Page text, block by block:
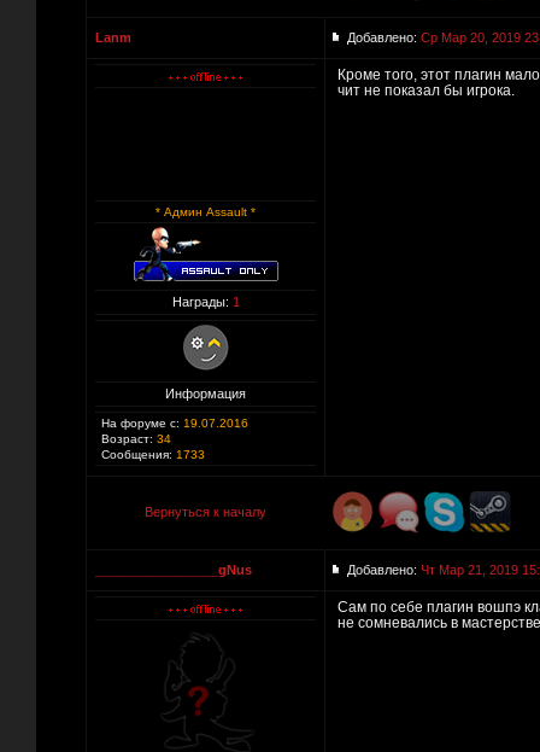
Lanm Добавлено: Ср Мар 20, 2019
* Админ Assault *
Награды: 1
Информация
На форуме с: 19.07.2016
Возраст: 34
Сообщения: 1733
Кроме того, этот плагин
чит не показал бы игрока.
Вернуться к началу
_________________gNus Добавлено: Чт Мар 21, 2019
Сам по себе плагин вошпэ
не сомневались в